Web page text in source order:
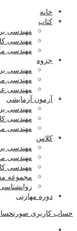
خانه
کتاب
مهندسی
مهندسی
مهندسی
جزوه
مهندسی
مهندسی
مهندسی
آزمون آزمایشی
مهندسی
مهندسی
مهندسی
کلاس
مهندسی
مهندسی
مهندسی
مجموعه
دوره مهارتی
حساب کاربری